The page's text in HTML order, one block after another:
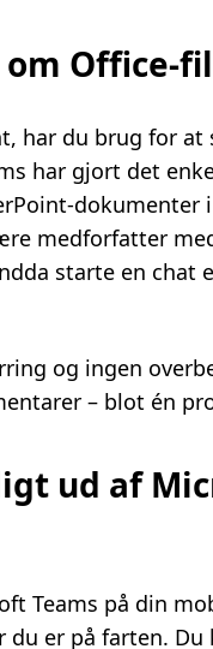
Office-
har du brug for
har gjort det
dokumenter
medforfatter
starte en
og ingen
– blot én
ud af
Teams på din
du er på farten.